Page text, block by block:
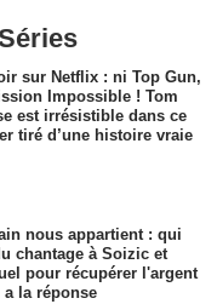
sur Netflix : ni Top Gun,
Impossible ! Tom
est irrésistible dans ce
tiré d’une histoire vraie
nous appartient : qui
chantage à Soizic et
pour récupérer l'argent
a la réponse